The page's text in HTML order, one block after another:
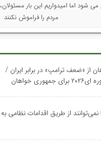
شود اما امیدواریم این بار مسئولان،
مردم را فراموش نکنند
از «ضعف ترامپ» در برابر ایران /
چرا انتخابات میان دوره ای۲۰۲۶ برای جمهوری خواهان
از طریق اقدامات نظامی به